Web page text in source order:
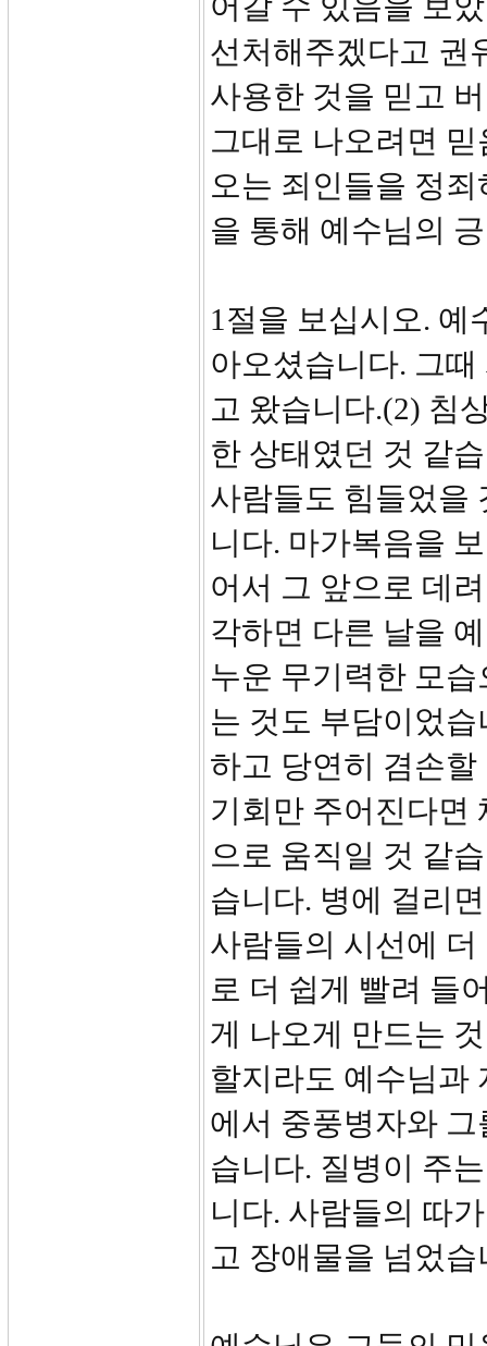
선처해주겠다고 권
사용한 것을 믿고
그대로 나오려면
오는 죄인들을 정
을 통해 예수님의
1절을 보십시오. 예
아오셨습니다. 그
고 왔습니다.(2) 침
한 상태였던 것 같
사람들도 힘들었을
니다. 마가복음을
어서 그 앞으로 데
각하면 다른 날을
누운 무기력한 모
는 것도 부담이었
하고 당연히 겸손
기회만 주어진다면
으로 움직일 것 같
습니다. 병에 걸리
사람들의 시선에
로 더 쉽게 빨려 들
게 나오게 만드는
할지라도 예수님과
에서 중풍병자와
습니다. 질병이 주
니다. 사람들의 따
고 장애물을 넘었습